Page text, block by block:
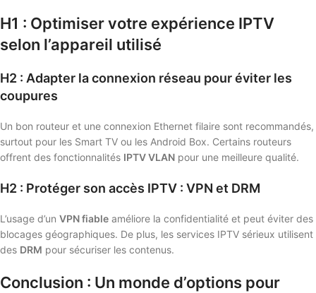
H1 : Optimiser votre expérience IPTV
selon l’appareil utilisé
H2 : Adapter la connexion réseau pour éviter les
coupures
Un bon routeur et une connexion Ethernet filaire sont recommandés,
surtout pour les Smart TV ou les Android Box. Certains routeurs
offrent des fonctionnalités IPTV VLAN pour une meilleure qualité.
H2 : Protéger son accès IPTV : VPN et DRM
L’usage d’un VPN fiable améliore la confidentialité et peut éviter des
blocages géographiques. De plus, les services IPTV sérieux utilisent
des DRM pour sécuriser les contenus.
Conclusion : Un monde d’options pour